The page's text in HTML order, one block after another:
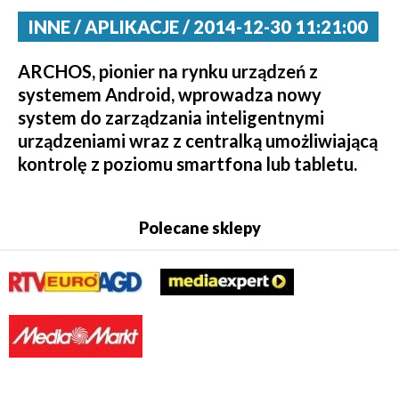
INNE / APLIKACJE / 2014-12-30 11:21:00
ARCHOS, pionier na rynku urządzeń z
systemem Android, wprowadza nowy
system do zarządzania inteligentnymi
urządzeniami wraz z centralką umożliwiającą
kontrolę z poziomu smartfona lub tabletu.
Polecane sklepy